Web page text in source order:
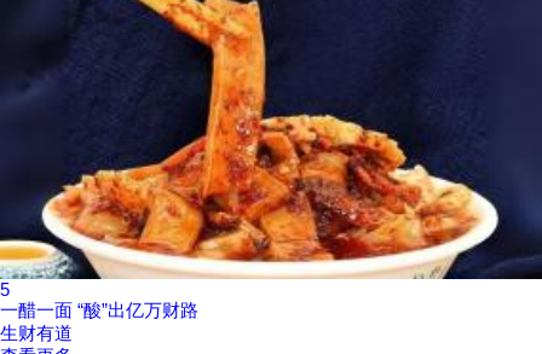
5
一醋一面 “酸”出亿万财路
生财有道